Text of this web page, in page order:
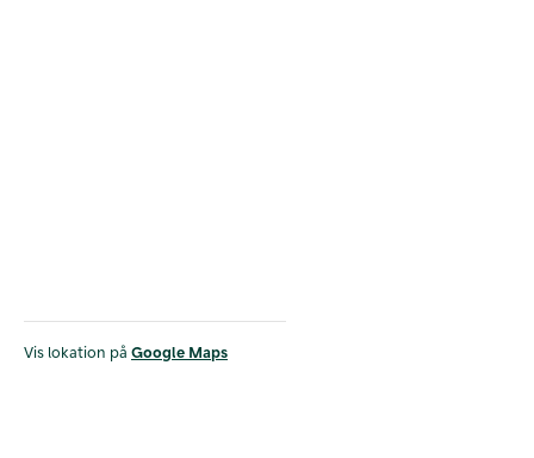
Vis lokation på Google Maps